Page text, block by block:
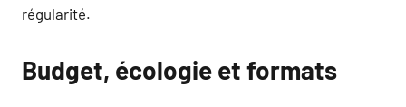
régularité.
Budget, écologie et formats